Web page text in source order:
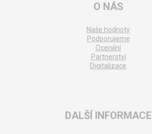
O NÁS
Naše hodnoty
Podporujeme
Ocenění
Partnerství
Digitalizace
DALŠÍ INFORMACE